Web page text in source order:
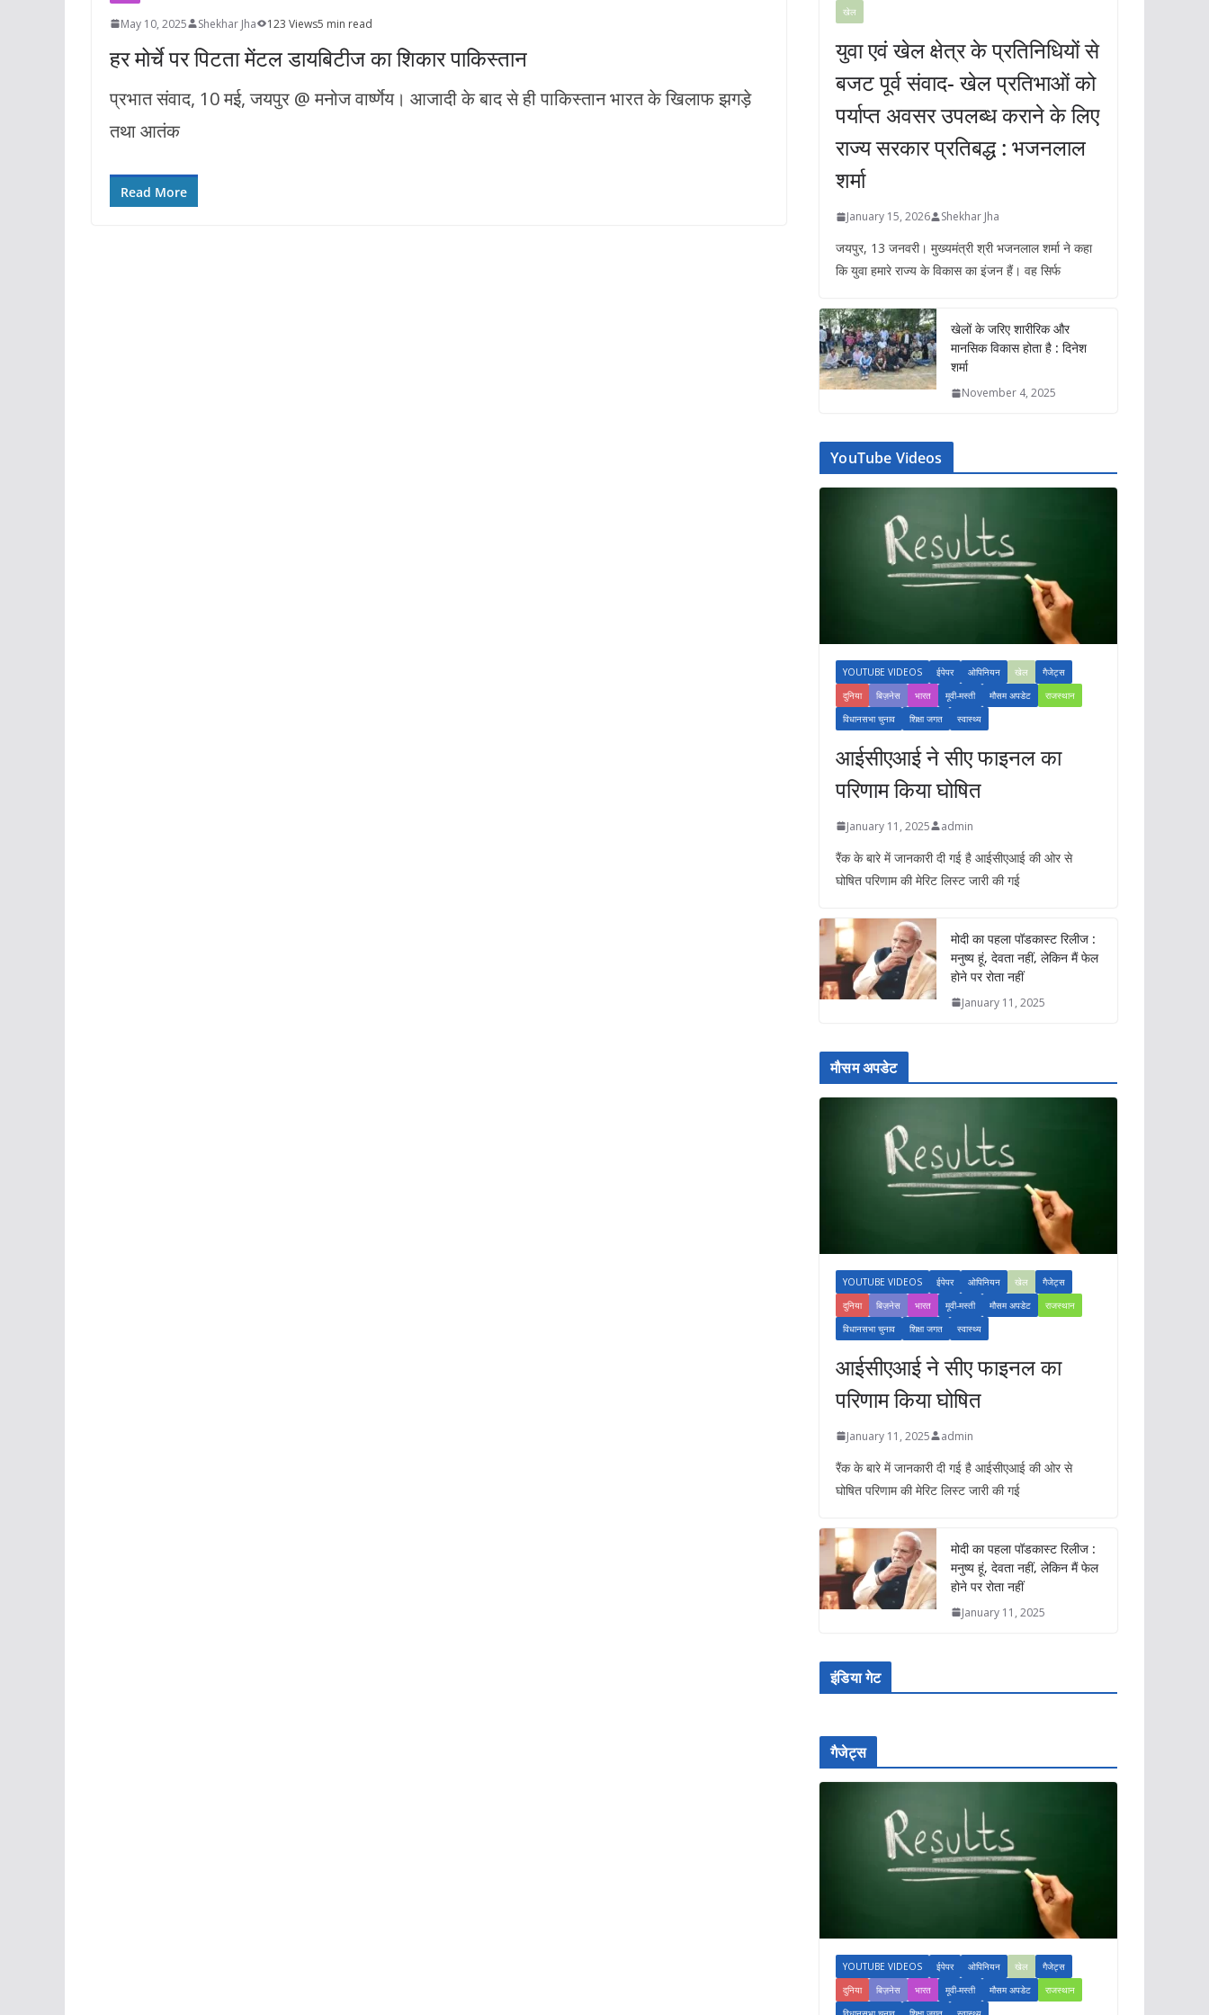
May 10, 2025 Shekhar Jha 123 Views5 min read
हर मोर्चे पर पिटता मेंटल डायबिटीज का शिकार पाकिस्तान
प्रभात संवाद, 10 मई, जयपुर @ मनोज वार्ष्णेय। आजादी के बाद से ही पाकिस्तान भारत के खिलाफ झगड़े
तथा आतंक
Read More
खेल
युवा एवं खेल क्षेत्र के प्रतिनिधियों से
बजट पूर्व संवाद- खेल प्रतिभाओं को
पर्याप्त अवसर उपलब्ध कराने के लिए
राज्य सरकार प्रतिबद्ध : भजनलाल
शर्मा
January 15, 2026 Shekhar Jha
जयपुर, 13 जनवरी। मुख्यमंत्री श्री भजनलाल शर्मा ने कहा
कि युवा हमारे राज्य के विकास का इंजन हैं। वह सिर्फ
खेलों के जरिए शारीरिक और
मानसिक विकास होता है : दिनेश
शर्मा
November 4, 2025
YouTube Videos
YOUTUBE VIDEOS ईपेपर ओपिनियन खेल
गैजेट्स
दुनिया
बिज़नेस भारत मूवी-मस्ती मौसम अपडेट
राजस्थान
विधानसभा चुनाव
शिक्षा जगत स्वास्थ्य
आईसीएआई ने सीए फाइनल का
परिणाम किया घोषित
January 11, 2025 admin
रैंक के बारे में जानकारी दी गई है आईसीएआई की ओर से
घोषित परिणाम की मेरिट लिस्ट जारी की गई
मोदी का पहला पॉडकास्ट रिलीज :
मनुष्य हूं, देवता नहीं, लेकिन मैं फेल
होने पर रोता नहीं
January 11, 2025
मौसम अपडेट
YOUTUBE VIDEOS ईपेपर ओपिनियन खेल
गैजेट्स
दुनिया
बिज़नेस भारत मूवी-मस्ती मौसम अपडेट
राजस्थान
विधानसभा चुनाव
शिक्षा जगत स्वास्थ्य
आईसीएआई ने सीए फाइनल का
परिणाम किया घोषित
January 11, 2025 admin
रैंक के बारे में जानकारी दी गई है आईसीएआई की ओर से
घोषित परिणाम की मेरिट लिस्ट जारी की गई
मोदी का पहला पॉडकास्ट रिलीज :
मनुष्य हूं, देवता नहीं, लेकिन मैं फेल
होने पर रोता नहीं
January 11, 2025
इंडिया गेट
गैजेट्स
YOUTUBE VIDEOS ईपेपर ओपिनियन खेल
गैजेट्स
दुनिया
बिज़नेस भारत मूवी-मस्ती मौसम अपडेट
राजस्थान